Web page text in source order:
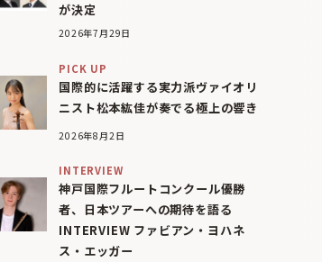
が決定
2026年7月29日
PICK UP
国際的に活躍する実力派ヴァイオリ
ニスト松本紘佳が奏でる極上の響き
2026年8月2日
INTERVIEW
神戸国際フルートコンクール優勝
者、日本ツアーへの期待を語る
INTERVIEW ファビアン・ヨハネ
ス・エッガー